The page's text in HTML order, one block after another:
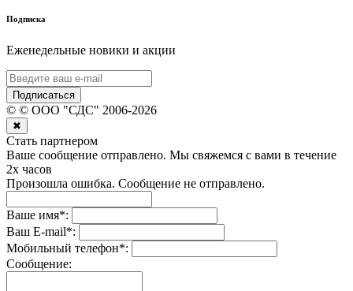
Подписка
Еженедельные новики и акции
Подписаться
© © ООО "СДС" 2006-2026
✖
Стать партнером
Ваше сообщение отправлено. Мы свяжемся с вами в течение
2х часов
Произошла ошибка. Сообщение не отправлено.
Ваше имя*:
Ваш E-mail*:
Мобильный телефон*:
Сообщение: